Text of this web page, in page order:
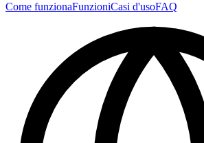
Come funzionaFunzioniCasi d'usoFAQ